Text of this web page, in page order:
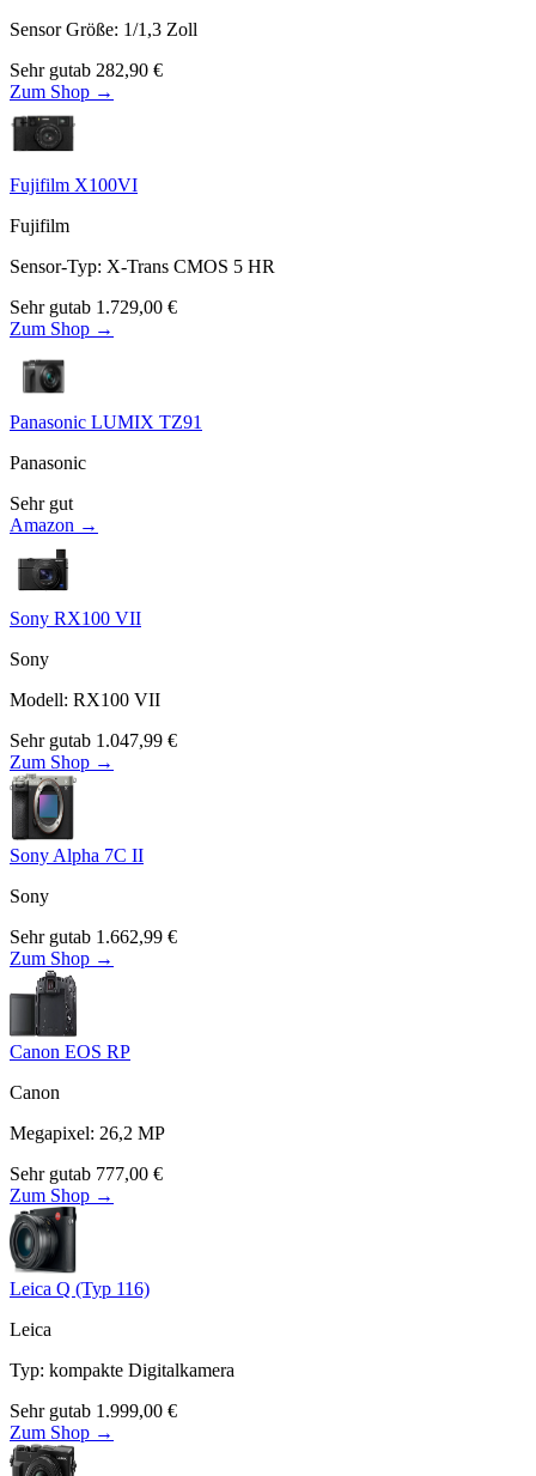
Sensor Größe: 1/1,3 Zoll
Sehr gutab 282,90 €
Zum Shop →
Fujifilm X100VI
Fujifilm
Sensor-Typ: X-Trans CMOS 5 HR
Sehr gutab 1.729,00 €
Zum Shop →
Panasonic LUMIX TZ91
Panasonic
Sehr gut
Amazon →
Sony RX100 VII
Sony
Modell: RX100 VII
Sehr gutab 1.047,99 €
Zum Shop →
Sony Alpha 7C II
Sony
Sehr gutab 1.662,99 €
Zum Shop →
Canon EOS RP
Canon
Megapixel: 26,2 MP
Sehr gutab 777,00 €
Zum Shop →
Leica Q (Typ 116)
Leica
Typ: kompakte Digitalkamera
Sehr gutab 1.999,00 €
Zum Shop →